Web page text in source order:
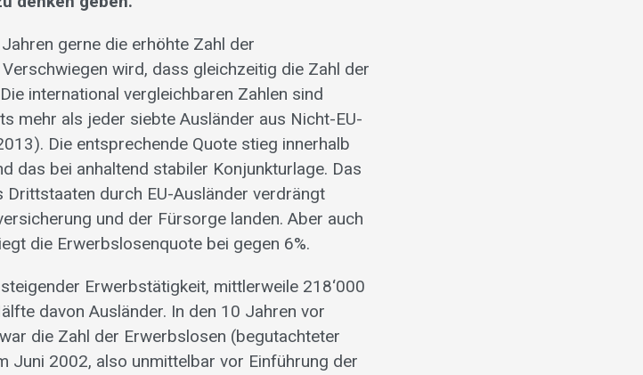
gerne die erhöhte Zahl der
wird, dass gleichzeitig die Zahl der
international vergleichbaren Zahlen sind
mehr als jeder siebte Ausländer aus Nicht-EU-
Die entsprechende Quote stieg innerhalb
das bei anhaltend stabiler Konjunkturlage. Das
durch EU-Ausländer verdrängt
und der Fürsorge landen. Aber auch
die Erwerbslosenquote bei gegen 6%.
Erwerbstätigkeit, mittlerweile 218‘000
davon Ausländer. In den 10 Jahren vor
die Zahl der Erwerbslosen (begutachteter
Juni 2002, also unmittelbar vor Einführung der